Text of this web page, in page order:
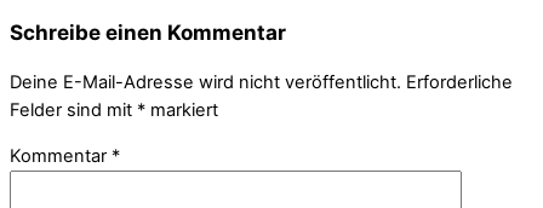
Schreibe einen Kommentar
Deine E-Mail-Adresse wird nicht veröffentlicht. Erforderliche
Felder sind mit * markiert
Kommentar *